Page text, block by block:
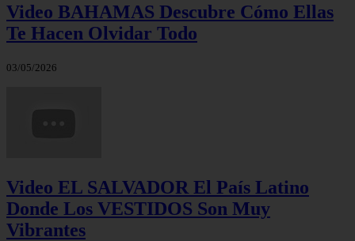
Video BAHAMAS Descubre Cómo Ellas
Te Hacen Olvidar Todo
03/05/2026
Video EL SALVADOR El País Latino
Donde Los VESTIDOS Son Muy
Vibrantes